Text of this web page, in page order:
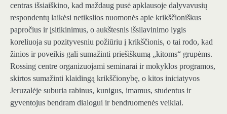
centras išsiaiškino, kad maždaug pusė apklausoje dalyvavusių
respondentų laikėsi netikslios nuomonės apie krikščioniškus
papročius ir įsitikinimus, o aukštesnis išsilavinimo lygis
koreliuoja su pozityvesniu požiūriu į krikščionis, o tai rodo, kad
žinios ir poveikis gali sumažinti priešiškumą „kitoms“ grupėms.
Rossing centre organizuojami seminarai ir mokyklos programos,
skirtos sumažinti klaidingą krikščionybę, o kitos iniciatyvos
Jeruzalėje suburia rabinus, kunigus, imamus, studentus ir
gyventojus bendram dialogui ir bendruomenės veiklai.